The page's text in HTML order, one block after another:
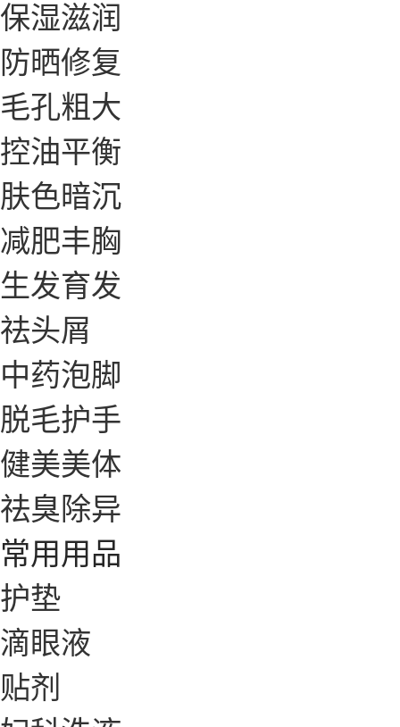
保湿滋润
防晒修复
毛孔粗大
控油平衡
肤色暗沉
减肥丰胸
生发育发
祛头屑
中药泡脚
脱毛护手
健美美体
祛臭除异
常用用品
护垫
滴眼液
贴剂